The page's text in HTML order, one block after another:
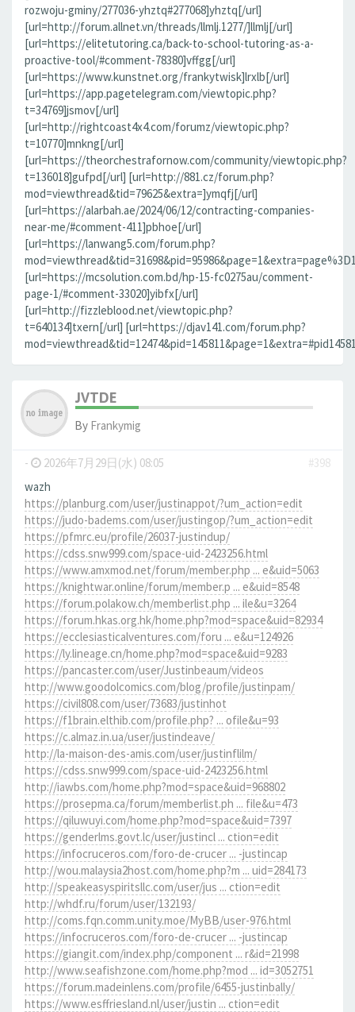
rozwoju-gminy/277036-yhztq#277068]yhztq[/url]
[url=http://forum.allnet.vn/threads/llmlj.1277/]llmlj[/url]
[url=https://elitetutoring.ca/back-to-school-tutoring-as-a-
proactive-tool/#comment-78380]vffgg[/url]
[url=https://www.kunstnet.org/frankytwisk]lrxlb[/url]
[url=https://app.pagetelegram.com/viewtopic.php?
t=34769]jsmov[/url]
[url=http://rightcoast4x4.com/forumz/viewtopic.php?
t=10770]mnkng[/url]
[url=https://theorchestrafornow.com/community/viewtopic.php?
t=136018]gufpd[/url] [url=http://881.cz/forum.php?
mod=viewthread&tid=79625&extra=]ymqfj[/url]
[url=https://alarbah.ae/2024/06/12/contracting-companies-
near-me/#comment-411]pbhoe[/url]
[url=https://lanwang5.com/forum.php?
[url=https://mcsolution.com.bd/hp-15-fc0275au/comment-
page-1/#comment-33020]yibfx[/url]
[url=http://fizzleblood.net/viewtopic.php?
t=640134]txern[/url] [url=https://djav141.com/forum.php?
JVTDE
By Frankymig
- 2026年7月29日(水) 08:05
#398
wazh
https://planburg.com/user/justinappot/?um_action=edit
https://judo-badems.com/user/justingop/?um_action=edit
https://pfmrc.eu/profile/26037-justindup/
https://cdss.snw999.com/space-uid-2423256.html
https://www.amxmod.net/forum/member.php ... e&uid=5063
https://knightwar.online/forum/member.p ... e&uid=8548
https://forum.polakow.ch/memberlist.php ... ile&u=3264
https://forum.hkas.org.hk/home.php?mod=space&uid=82934
https://ecclesiasticalventures.com/foru ... e&u=124926
https://ly.lineage.cn/home.php?mod=space&uid=9283
https://pancaster.com/user/Justinbeaum/videos
http://www.goodolcomics.com/blog/profile/justinpam/
https://civil808.com/user/73683/justinhot
https://f1brain.elthib.com/profile.php? ... ofile&u=93
https://c.almaz.in.ua/user/justindeave/
http://la-maison-des-amis.com/user/justinflilm/
https://cdss.snw999.com/space-uid-2423256.html
http://iawbs.com/home.php?mod=space&uid=968802
https://prosepma.ca/forum/memberlist.ph ... file&u=473
https://qiluwuyi.com/home.php?mod=space&uid=7397
https://genderlms.govt.lc/user/justincl ... ction=edit
https://infocruceros.com/foro-de-crucer ... -justincap
http://wou.malaysia2host.com/home.php?m ... uid=284173
http://speakeasyspiritsllc.com/user/jus ... ction=edit
http://whdf.ru/forum/user/132193/
http://coms.fqn.comm.unity.moe/MyBB/user-976.html
https://infocruceros.com/foro-de-crucer ... -justincap
https://giangit.com/index.php/component ... r&id=21998
http://www.seafishzone.com/home.php?mod ... id=3052751
https://forum.madeinlens.com/profile/6455-justinbally/
https://www.esffriesland.nl/user/justin ... ction=edit